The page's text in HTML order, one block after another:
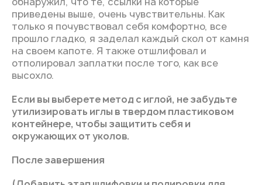
приведены выше, очень чувствительны. Как
только я почувствовал себя комфортно, все
прошло гладко, я заделал каждый скол от камня
на своем капоте. Я также отшлифовал и
отполировал заплатки после того, как все
высохло.
Если вы выберете метод с иглой, не забудьте
утилизировать иглы в твердом пластиковом
контейнере, чтобы защитить себя и
окружающих от уколов.
После завершения